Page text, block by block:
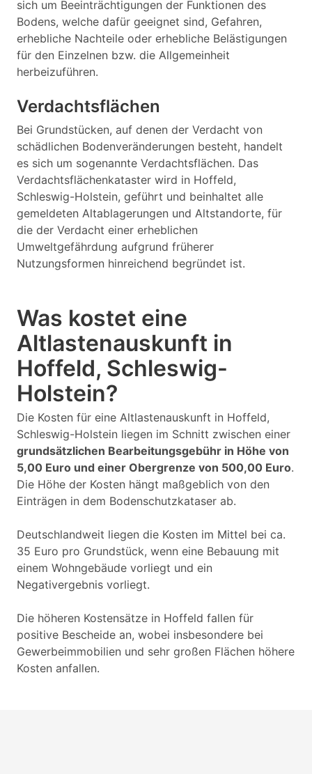
sich um Beeinträchtigungen der Funktionen des
Bodens, welche dafür geeignet sind, Gefahren,
erhebliche Nachteile oder erhebliche Belästigungen
für den Einzelnen bzw. die Allgemeinheit
herbeizuführen.
Verdachtsflächen
Bei Grundstücken, auf denen der Verdacht von
schädlichen Bodenveränderungen besteht, handelt
es sich um sogenannte Verdachtsflächen. Das
Verdachtsflächenkataster wird in Hoffeld,
Schleswig-Holstein, geführt und beinhaltet alle
gemeldeten Altablagerungen und Altstandorte, für
die der Verdacht einer erheblichen
Umweltgefährdung aufgrund früherer
Nutzungsformen hinreichend begründet ist.
Was kostet eine
Altlastenauskunft in
Hoffeld, Schleswig-
Holstein?
Die Kosten für eine Altlastenauskunft in Hoffeld,
Schleswig-Holstein liegen im Schnitt zwischen einer
grundsätzlichen Bearbeitungsgebühr in Höhe von
5,00 Euro und einer Obergrenze von 500,00 Euro.
Die Höhe der Kosten hängt maßgeblich von den
Einträgen in dem Bodenschutzkataser ab.
Deutschlandweit liegen die Kosten im Mittel bei ca.
35 Euro pro Grundstück, wenn eine Bebauung mit
einem Wohngebäude vorliegt und ein
Negativergebnis vorliegt.
Die höheren Kostensätze in Hoffeld fallen für
positive Bescheide an, wobei insbesondere bei
Gewerbeimmobilien und sehr großen Flächen höhere
Kosten anfallen.